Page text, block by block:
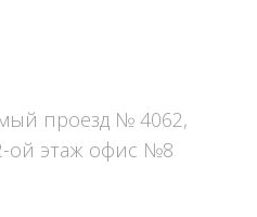
проезд № 4062,
ой этаж офис №8